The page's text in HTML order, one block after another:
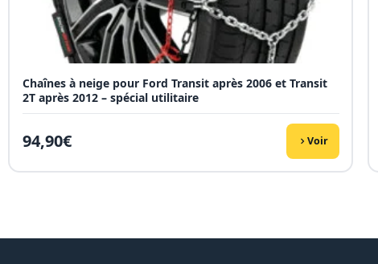
Chaînes à neige pour Ford Transit après 2006 et Transit
2T après 2012 – spécial utilitaire
94,90€ Voir